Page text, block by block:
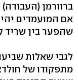
אם המועמדים
שהפער בין שריד
לגבי שאלות